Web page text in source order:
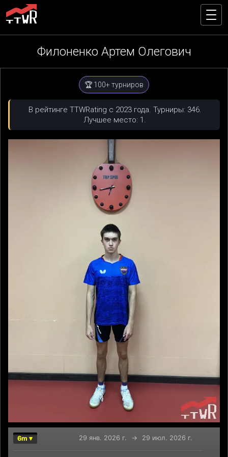
Филоненко Артем Олегович
🏆 100+ турниров
В рейтинге TTWRating с 2023 года. Турниры: 346.
Лучшее место: 1.
Chart 29 янв. 2026 г. → 29 июл. 2026 г.
6m ▾